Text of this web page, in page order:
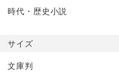
時代・歴史小説
サイズ
文庫判